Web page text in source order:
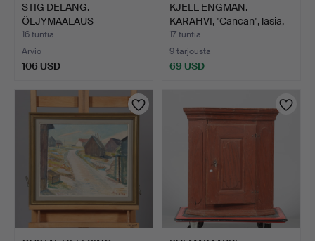
STIG DELANG.
ÖLJYMAALAUS
KANKAALLE, signee…
16 tuntia
Arvio
106 USD
KJELL ENGMAN.
KARAHVI, "Cancan", lasia,
si…
17 tuntia
9 tarjousta
69 USD